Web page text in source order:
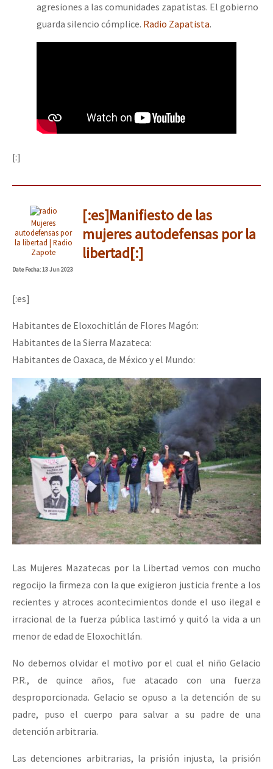
agresiones a las comunidades zapatistas. El gobierno
guarda silencio cómplice. Radio Zapatista.
[:]
Mujeres
autodefensas por
la libertad | Radio
Zapote
[:es]Manifiesto de las
mujeres autodefensas por la
libertad[:]
DateFecha: 13 Jun 2023
[:es]
Habitantes de Eloxochitlán de Flores Magón:
Habitantes de la Sierra Mazateca:
Habitantes de Oaxaca, de México y el Mundo:
Las Mujeres Mazatecas por la Libertad vemos con mucho
regocijo la ﬁrmeza con la que exigieron justicia frente a los
recientes y atroces acontecimientos donde el uso ilegal e
irracional de la fuerza pública lastimó y quitó la vida a un
menor de edad de Eloxochitlán.
No debemos olvidar el motivo por el cual el niño Gelacio
P.R., de quince años, fue atacado con una fuerza
desproporcionada. Gelacio se opuso a la detención de su
padre, puso el cuerpo para salvar a su padre de una
detención arbitraria.
Las detenciones arbitrarias, la prisión injusta, la prisión